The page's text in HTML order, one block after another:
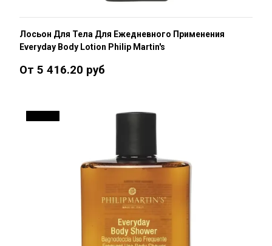
Лосьон Для Тела Для Ежедневного Применения
Everyday Body Lotion Philip Martin's
От 5 416.20 руб